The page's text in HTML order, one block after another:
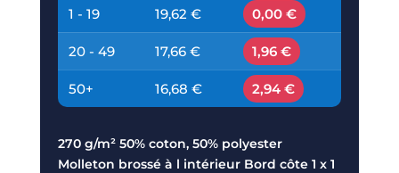
1 - 19 19,62 € 0,00 €
20 - 49 17,66 € 1,96 €
50+ 16,68 € 2,94 €
270 g/m² 50% coton, 50% polyester
Molleton brossé à l intérieur Bord côte 1 x 1